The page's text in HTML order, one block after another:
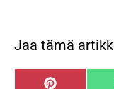
Jaa tämä